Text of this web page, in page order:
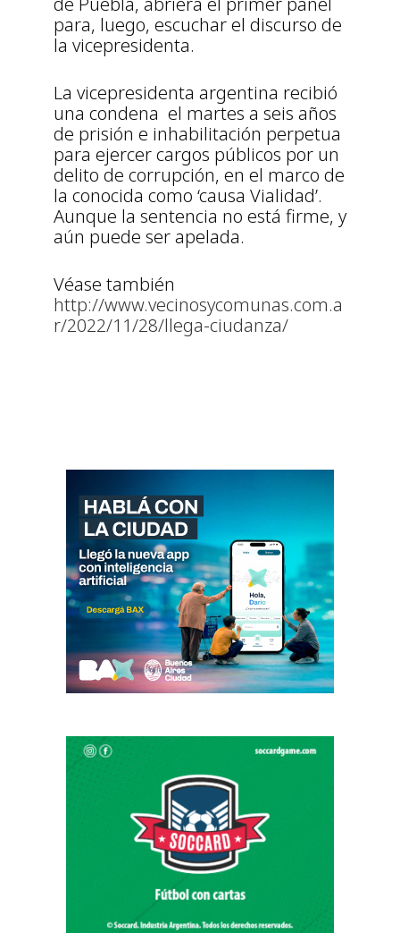
para, luego, escuchar el discurso de
la vicepresidenta.
La vicepresidenta argentina recibió
una condena el martes a seis años
de prisión e inhabilitación perpetua
para ejercer cargos públicos por un
delito de corrupción, en el marco de
la conocida como ‘causa Vialidad’.
Aunque la sentencia no está firme, y
aún puede ser apelada.
Véase también
http://www.vecinosycomunas.com.a
r/2022/11/28/llega-ciudanza/